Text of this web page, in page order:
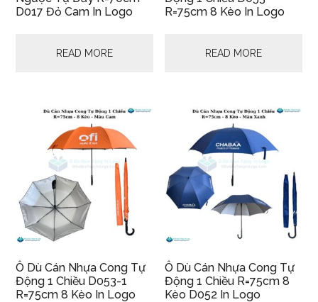
D017 Đỏ Cam In Logo
READ MORE
R=75cm 8 Kèo In Logo
READ MORE
Ô Dù Cán Nhựa Cong Tự
Động 1 Chiều D053-1
R=75cm 8 Kèo In Logo
Ô Dù Cán Nhựa Cong Tự
Động 1 Chiều R=75cm 8
Kèo D052 In Logo